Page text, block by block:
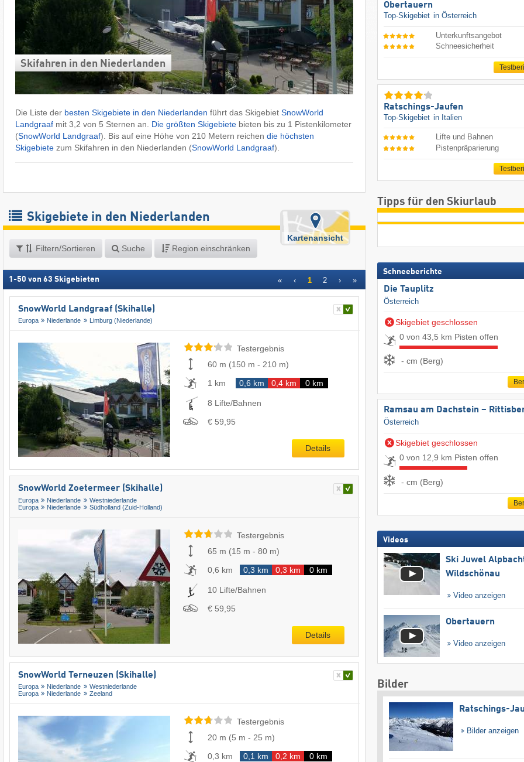
Skifahren in den Niederlanden
Die Liste der besten Skigebiete in den Niederlanden führt das Skigebiet SnowWorld
Landgraaf mit 3,2 von 5 Sternen an. Die größten Skigebiete bieten bis zu 1 Pistenkilometer
(SnowWorld Landgraaf). Bis auf eine Höhe von 210 Metern reichen die höchsten
Skigebiete zum Skifahren in den Niederlanden (SnowWorld Landgraaf).
Skigebiete in den Niederlanden
Filtern/Sortieren Suche Region einschränken
Kartenansicht
1 -50 von 63 Skigebieten « ‹ 1 2 › »
SnowWorld Landgraaf (Skihalle)
Europa Niederlande Limburg (Niederlande)
Testergebnis
60 m (150 m - 210 m)
1 km
0,6 km 0,4 km 0 km
8 Lifte/Bahnen
€ 59,95
Details
SnowWorld Zoetermeer (Skihalle)
Europa Niederlande
Westniederlande
Europa
Niederlande Südholland (Zuid-Holland)
Testergebnis
65 m (15 m - 80 m)
0,6 km
0,3 km 0,3 km 0 km
10 Lifte/Bahnen
€ 59,95
Details
SnowWorld Terneuzen (Skihalle)
Europa Niederlande
Westniederlande
Europa
Niederlande Zeeland
Testergebnis
20 m (5 m - 25 m)
0,3 km
0,1 km 0,2 km 0 km
Obertauern
Top-Skigebiet in Österreich
Unterkunftsangebot
Schneesicherheit
Ratschings-Jaufen
Top-Skigebiet in Italien
Lifte und Bahnen
Pistenpräparierung
Tipps für den Skiurlaub
Schneeberichte
Die Tauplitz
Österreich
Skigebiet geschlossen
0 von 43,5 km Pisten offen
- cm (Berg)
Ramsau am Dachstein –
Österreich
Skigebiet geschlossen
0 von 12,9 km Pisten offen
- cm (Berg)
Videos
Ski Juwel
Wildschönau
Video anzeigen
Obertauern
Video anzeigen
Bilder
Ratschings-
Bilder anzeigen